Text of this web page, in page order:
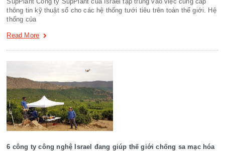
thông tin kỹ thuật số cho các hệ thống tưới tiêu trên toàn thế giới. Hệ
thống của
Read More
6 công ty công nghệ Israel đang giúp thế giới chống sa mạc hóa